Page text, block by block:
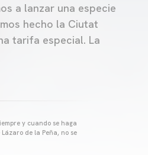
a lanzar una especie
hecho la Ciutat
tarifa especial. La
y cuando se haga
de la Peña, no se